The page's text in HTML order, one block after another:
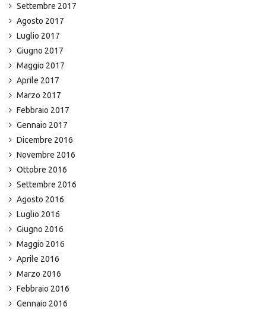
Settembre 2017
Agosto 2017
Luglio 2017
Giugno 2017
Maggio 2017
Aprile 2017
Marzo 2017
Febbraio 2017
Gennaio 2017
Dicembre 2016
Novembre 2016
Ottobre 2016
Settembre 2016
Agosto 2016
Luglio 2016
Giugno 2016
Maggio 2016
Aprile 2016
Marzo 2016
Febbraio 2016
Gennaio 2016